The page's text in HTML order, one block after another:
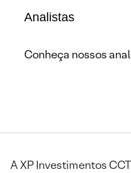
Analistas
Conheça nossos
A XP Investimentos